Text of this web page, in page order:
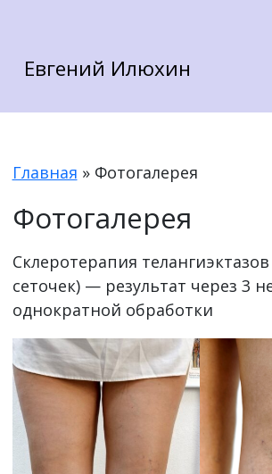
Евгений Илюхин
Главная » Фотогалерея
Фотогалерея
Склеротерапия
сеточек) — результат через 3
однократной обработки